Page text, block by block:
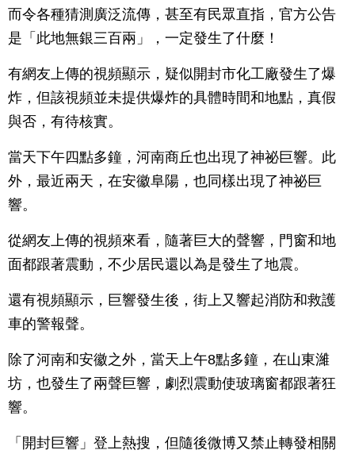
而令各種猜測廣泛流傳，甚至有民眾直指，官方公告
是「此地無銀三百兩」，一定發生了什麼！
有網友上傳的視頻顯示，疑似開封市化工廠發生了爆
炸，但該視頻並未提供爆炸的具體時間和地點，真假
與否，有待核實。
當天下午四點多鐘，河南商丘也出現了神祕巨響。此
外，最近兩天，在安徽阜陽，也同樣出現了神祕巨
響。
從網友上傳的視頻來看，隨著巨大的聲響，門窗和地
面都跟著震動，不少居民還以為是發生了地震。
還有視頻顯示，巨響發生後，街上又響起消防和救護
車的警報聲。
除了河南和安徽之外，當天上午8點多鐘，在山東濰
坊，也發生了兩聲巨響，劇烈震動使玻璃窗都跟著狂
響。
「開封巨響」登上熱搜，但隨後微博又禁止轉發相關